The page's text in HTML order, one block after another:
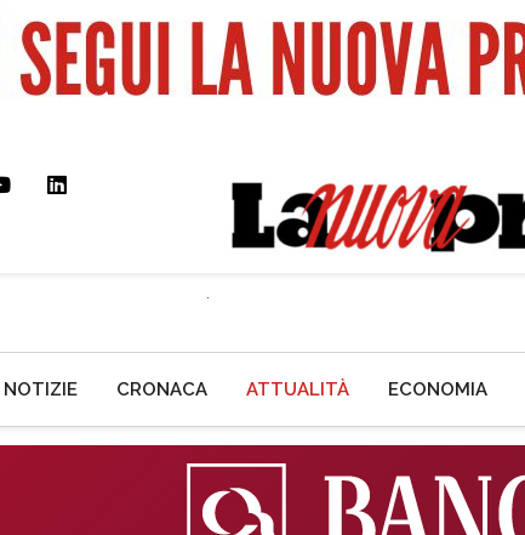
NOTIZIE CRONACA ATTUALITÀ ECONOMIA